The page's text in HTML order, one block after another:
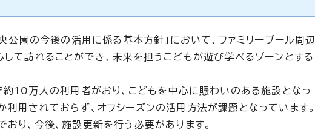
の今後の活用に係る基本方針」において、ファミリープール周辺
して訪れることができ、未来を担うこどもが遊び学べるゾーンとする
10万人の利用者がおり、こどもを中心に賑わいのある施設となっ
利用されておらず、オフシーズンの活用方法が課題となっています。
り、今後、施設更新を行う必要があります。